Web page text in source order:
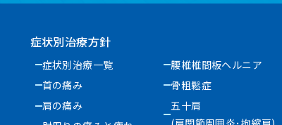
症状別治療方針
症状別治療一覧
首の痛み
肩の痛み
腰椎椎間板ヘルニア
骨粗鬆症
五十肩